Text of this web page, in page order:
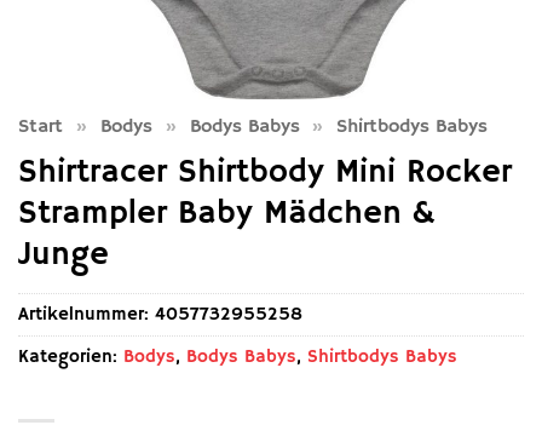
Start » Bodys » Bodys Babys » Shirtbodys Babys
Shirtracer Shirtbody Mini Rocker
Strampler Baby Mädchen &
Junge
Artikelnummer: 4057732955258
Kategorien: Bodys, Bodys Babys, Shirtbodys Babys